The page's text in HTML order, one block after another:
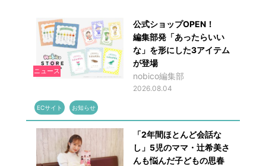
ニュース
公式ショップOPEN！
編集部発「あったらいい
な」を形にした3アイテム
が登場
nobico編集部
2026.08.04
ECサイト お知らせ
「2年間ほとんど会話な
し」5児のママ・辻希美さ
んも悩んだ子どもの思春